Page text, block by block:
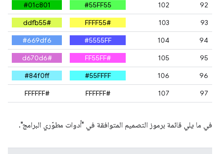
92
102
#55FF55
#01c801
93
103
#FFFF55
#ddfb55
94
104
#5555FF
#669df6
95
105
#FF55FF
#d670d6
96
106
#55FFFF
#84f0ff
97
107
#FFFFFF
#FFFFFF
في ما يلي قائمة برموز التصميم المتوافقة في "أدوات مطوّري البرامج".